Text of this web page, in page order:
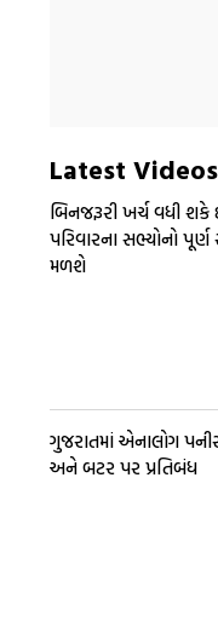
Latest Videos
બિનજરૂરી ખર્ચ વધી શકે
પરિવારના સભ્યોનો
મળશે
ગુજરાતમાં એનાલોગ
અને બટર પર પ્રતિબંધ